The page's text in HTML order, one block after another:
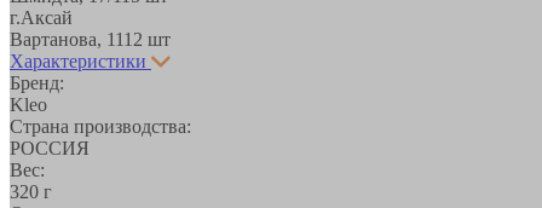
г.Аксай
Вартанова, 1112 шт
Характеристики
Бренд:
Kleo
Страна производства:
РОССИЯ
Вес:
320 г